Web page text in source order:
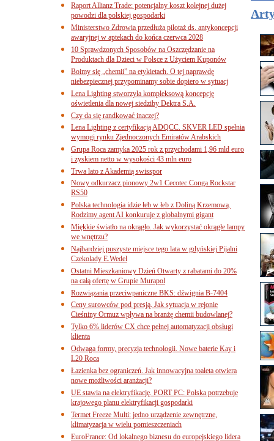
Raport Allianz Trade: potencjalny koszt kolejnej dużej
powodzi dla polskiej gospodarki
Ministerstwo Zdrowia przedłuża pilotaż ds. antykoncepcji
awaryjnej w aptekach do końca czerwca 2028
10 Sprawdzonych Sposobów na Oszczędzanie na
Produktach dla Dzieci w Polsce z Użyciem Kuponów
Boimy się „chemii” na etykietach. O tej naprawdę
niebezpiecznej przypominamy sobie dopiero w sytuacj
Lena Lighting stworzyła kompleksową koncepcję
oświetlenia dla nowej siedziby Dektra S.A.
Czy da się randkować inaczej?
Lena Lighting z certyfikacją ADQCC. SKVER LED spełnia
wymogi rynku Zjednoczonych Emiratów Arabskich
Grupa Roca zamyka 2025 rok z przychodami 1,96 mld euro
i zyskiem netto w wysokości 43 mln euro
Trwa lato z Akademią swisspor
Nowy odkurzacz pionowy 2w1 Cecotec Conga Rockstar
RS50
Polska technologia idzie łeb w łeb z Doliną Krzemową.
Rodzimy agent AI konkuruje z globalnymi gigant
Miękkie światło na okrągło. Jak wykorzystać okrągłe lampy
we wnętrzu?
Najbardziej puszyste miejsce tego lata w gdyńskiej Pijalni
Czekolady E.Wedel
Ostatni Mieszkaniowy Dzień Otwarty z rabatami do 20%
na całą ofertę w Grupie Murapol
Rozwiązania przeciwpaniczne BKS: dźwignia B-7404
Ceny surowców pod presją. Jak sytuacja w rejonie
Cieśniny Ormuz wpływa na branżę chemii budowlanej?
Tylko 6% liderów CX chce pełnej automatyzacji obsługi
klienta
Odwaga formy, precyzja technologii. Nowe baterie Kay i
L20 Roca
Łazienka bez ograniczeń. Jak innowacyjna toaleta otwiera
nowe możliwości aranżacji?
UE stawia na elektryfikację. PORT PC: Polska potrzebuje
krajowego planu elektryfikacji gospodarki
Termet Freeze Multi: jedno urządzenie zewnętrzne,
klimatyzacja w wielu pomieszczeniach
EuroFrance: Od lokalnego biznesu do europejskiego lidera